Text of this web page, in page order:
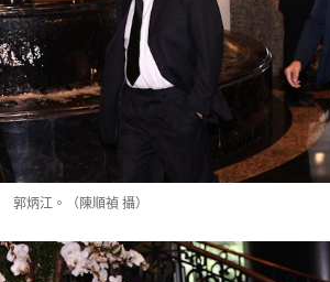
郭炳江。（陳順禎 攝）